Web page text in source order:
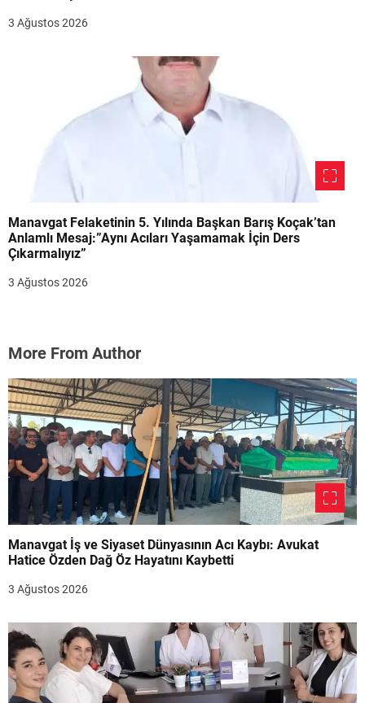
3 Ağustos 2026
Manavgat Felaketinin 5. Yılında Başkan Barış Koçak’tan
Anlamlı Mesaj:”Aynı Acıları Yaşamamak İçin Ders
Çıkarmalıyız”
3 Ağustos 2026
More From Author
Manavgat İş ve Siyaset Dünyasının Acı Kaybı: Avukat
Hatice Özden Dağ Öz Hayatını Kaybetti
3 Ağustos 2026